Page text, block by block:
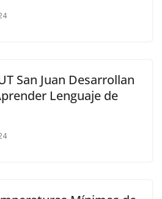
San Juan Desarrollan
Lenguaje de